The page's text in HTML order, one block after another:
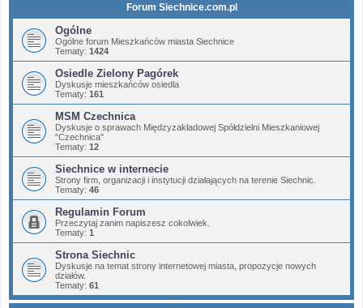
Forum Siechnice.com.pl
Ogólne
Ogólne forum Mieszkańców miasta Siechnice
Tematy: 1424
Osiedle Zielony Pagórek
Dyskusje mieszkańców osiedla
Tematy: 161
MSM Czechnica
Dyskusje o sprawach Międzyzakładowej Spółdzielni Mieszkaniowej
"Czechnica"
Tematy: 12
Siechnice w internecie
Strony firm, organizacji i instytucji działających na terenie Siechnic.
Tematy: 46
Regulamin Forum
Przeczytaj zanim napiszesz cokolwiek.
Tematy: 1
Strona Siechnic
Dyskusje na temat strony internetowej miasta, propozycje nowych
działów.
Tematy: 61